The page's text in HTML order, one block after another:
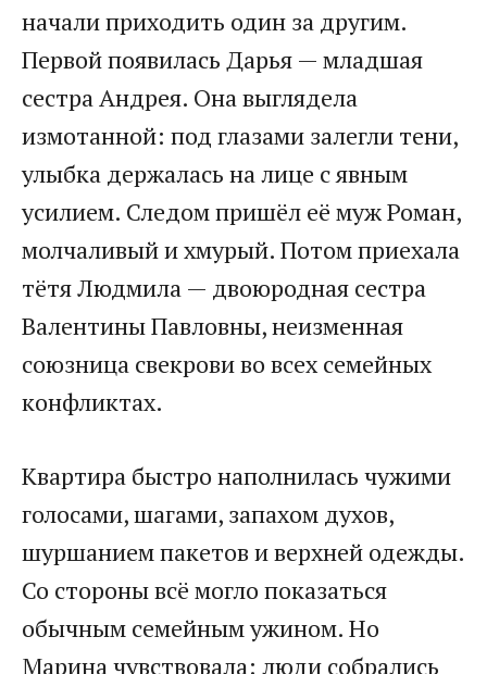
начали приходить один за другим.
Первой появилась Дарья — младшая
сестра Андрея. Она выглядела
измотанной: под глазами залегли тени,
улыбка держалась на лице с явным
усилием. Следом пришёл её муж Роман,
молчаливый и хмурый. Потом приехала
тётя Людмила — двоюродная сестра
Валентины Павловны, неизменная
союзница свекрови во всех семейных
конфликтах.
Квартира быстро наполнилась чужими
голосами, шагами, запахом духов,
шуршанием пакетов и верхней одежды.
Со стороны всё могло показаться
обычным семейным ужином. Но
Марина чувствовала: люди собрались